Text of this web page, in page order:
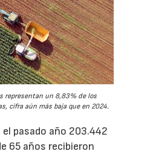
representan un 8,83% de los
cifra aún más baja que en 2024.
pasado año 203.442
65 años recibieron